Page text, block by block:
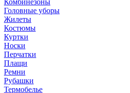
Комбинезоны
Головные уборы
Жилеты
Костюмы
Куртки
Носки
Перчатки
Плащи
Ремни
Рубашки
Термобелье